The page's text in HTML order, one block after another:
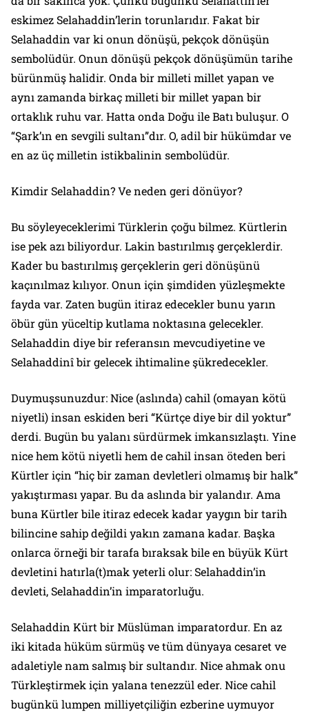
eskimez Selahaddin’lerin torunlarıdır. Fakat bir
Selahaddin var ki onun dönüşü, pekçok dönüşün
sembolüdür. Onun dönüşü pekçok dönüşümün tarihe
bürünmüş halidir. Onda bir milleti millet yapan ve
aynı zamanda birkaç milleti bir millet yapan bir
ortaklık ruhu var. Hatta onda Doğu ile Batı buluşur. O
“Şark’ın en sevgili sultanı”dır. O, adil bir hükümdar ve
en az üç milletin istikbalinin sembolüdür.
Kimdir Selahaddin? Ve neden geri dönüyor?
Bu söyleyeceklerimi Türklerin çoğu bilmez. Kürtlerin
ise pek azı biliyordur. Lakin bastırılmış gerçeklerdir.
Kader bu bastırılmış gerçeklerin geri dönüşünü
kaçınılmaz kılıyor. Onun için şimdiden yüzleşmekte
fayda var. Zaten bugün itiraz edecekler bunu yarın
öbür gün yüceltip kutlama noktasına gelecekler.
Selahaddin diye bir referansın mevcudiyetine ve
Selahaddinî bir gelecek ihtimaline şükredecekler.
Duymuşsunuzdur: Nice (aslında) cahil (omayan kötü
niyetli) insan eskiden beri “Kürtçe diye bir dil yoktur”
derdi. Bugün bu yalanı sürdürmek imkansızlaştı. Yine
nice hem kötü niyetli hem de cahil insan öteden beri
Kürtler için “hiç bir zaman devletleri olmamış bir halk”
yakıştırması yapar. Bu da aslında bir yalandır. Ama
buna Kürtler bile itiraz edecek kadar yaygın bir tarih
bilincine sahip değildi yakın zamana kadar. Başka
onlarca örneği bir tarafa bıraksak bile en büyük Kürt
devletini hatırla(t)mak yeterli olur: Selahaddin’in
devleti, Selahaddin’in imparatorluğu.
Selahaddin Kürt bir Müslüman imparatordur. En az
iki kitada hüküm sürmüş ve tüm dünyaya cesaret ve
adaletiyle nam salmış bir sultandır. Nice ahmak onu
Türkleştirmek için yalana tenezzül eder. Nice cahil
bugünkü lumpen milliyetçiliğin ezberine uymuyor